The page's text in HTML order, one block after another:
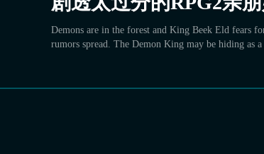
Demons are in the forest and King Beek Eld fears
rumors spread. The Demon King may be hiding as